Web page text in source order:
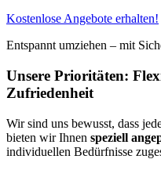
Kostenlose Angebote erhalten!
Entspannt umziehen – mit
Unsere Prioritäten:
Zufriedenheit
Wir sind uns bewusst, dass
bieten wir Ihnen speziell
individuellen Bedürfnisse